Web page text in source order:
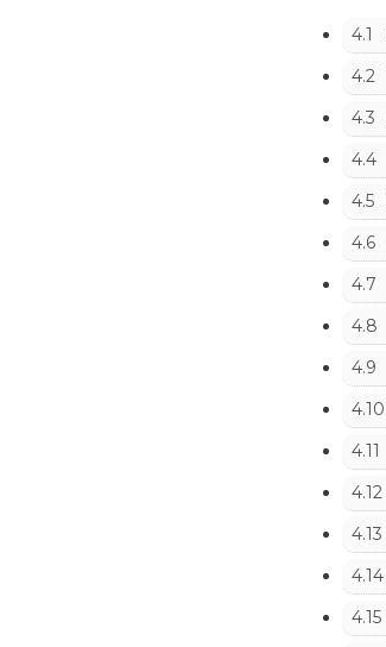
4.1
4.2
4.3
4.4
4.5
4.6
4.7
4.8
4.9
4.10
4.11
4.12
4.13
4.14
4.15